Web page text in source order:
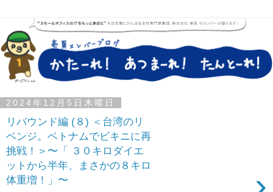
2024年12月5日木曜日
リバウンド編 (８) ＜台湾のリ
ベンジ。ベトナムでビキニに再
挑戦！＞〜「 ３０キロダイエ
ットから半年、まさかの８キロ
体重増！」〜